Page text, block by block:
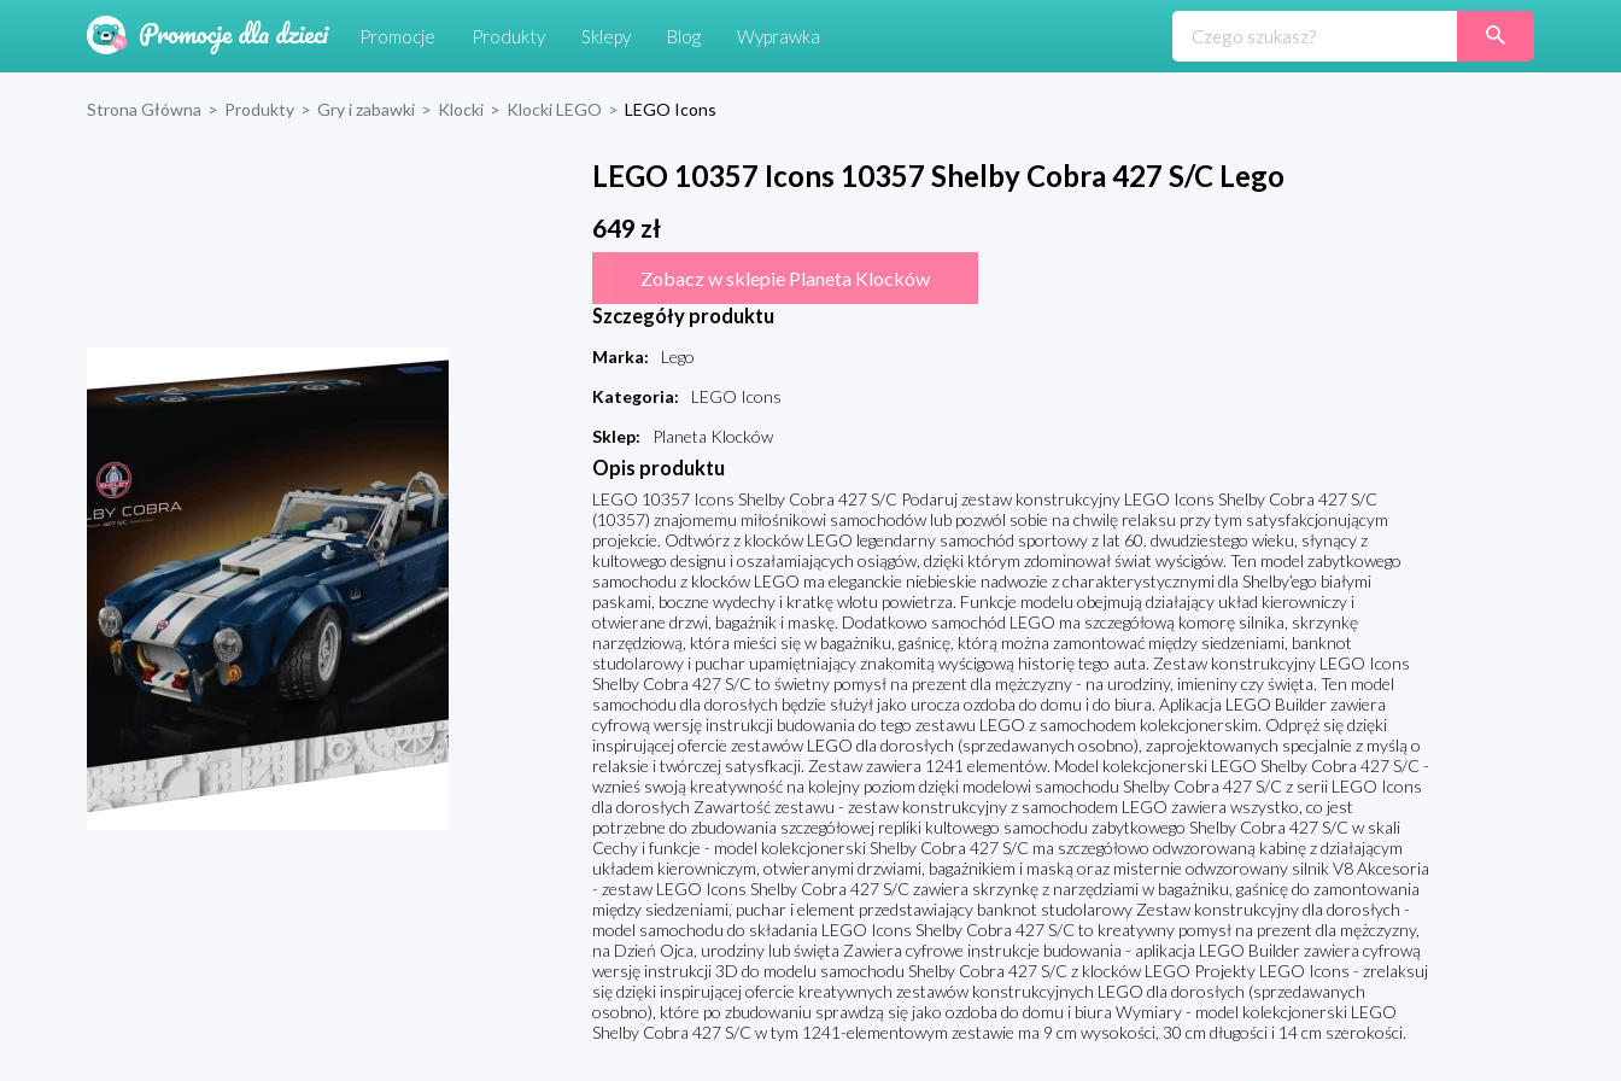
Promocje Produkty Sklepy Blog Wyprawka
Strona Główna > Produkty > Gry i zabawki > Klocki > Klocki LEGO > LEGO Icons
LEGO 10357 Icons 10357 Shelby Cobra 427 S/C Lego
649 zł
Zobacz w sklepie Planeta Klocków
Szczegóły produktu
Marka:
Lego
Kategoria:
LEGO Icons
Sklep: Planeta Klocków
Opis produktu
LEGO 10357 Icons Shelby Cobra 427 S/C Podaruj zestaw konstrukcyjny LEGO Icons Shelby Cobra 427 S/C
(10357) znajomemu miłośnikowi samochodów lub pozwól sobie na chwilę relaksu przy tym satysfakcjonującym
projekcie. Odtwórz z klocków LEGO legendarny samochód sportowy z lat 60. dwudziestego wieku, słynący z
kultowego designu i oszałamiających osiągów, dzięki którym zdominował świat wyścigów. Ten model zabytkowego
samochodu z klocków LEGO ma eleganckie niebieskie nadwozie z charakterystycznymi dla Shelby’ego białymi
paskami, boczne wydechy i kratkę wlotu powietrza. Funkcje modelu obejmują działający układ kierowniczy i
otwierane drzwi, bagażnik i maskę. Dodatkowo samochód LEGO ma szczegółową komorę silnika, skrzynkę
narzędziową, która mieści się w bagażniku, gaśnicę, którą można zamontować między siedzeniami, banknot
studolarowy i puchar upamiętniający znakomitą wyścigową historię tego auta. Zestaw konstrukcyjny LEGO Icons
Shelby Cobra 427 S/C to świetny pomysł na prezent dla mężczyzny - na urodziny, imieniny czy święta. Ten model
samochodu dla dorosłych będzie służył jako urocza ozdoba do domu i do biura. Aplikacja LEGO Builder zawiera
cyfrową wersję instrukcji budowania do tego zestawu LEGO z samochodem kolekcjonerskim. Odpręż się dzięki
inspirującej ofercie zestawów LEGO dla dorosłych (sprzedawanych osobno), zaprojektowanych specjalnie z myślą o
relaksie i twórczej satysfkacji. Zestaw zawiera 1241 elementów. Model kolekcjonerski LEGO Shelby Cobra 427 S/C -
wznieś swoją kreatywność na kolejny poziom dzięki modelowi samochodu Shelby Cobra 427 S/C z serii LEGO Icons
dla dorosłych Zawartość zestawu - zestaw konstrukcyjny z samochodem LEGO zawiera wszystko, co jest
potrzebne do zbudowania szczegółowej repliki kultowego samochodu zabytkowego Shelby Cobra 427 S/C w skali
Cechy i funkcje - model kolekcjonerski Shelby Cobra 427 S/C ma szczegółowo odwzorowaną kabinę z działającym
układem kierowniczym, otwieranymi drzwiami, bagażnikiem i maską oraz misternie odwzorowany silnik V8 Akcesoria
- zestaw LEGO Icons Shelby Cobra 427 S/C zawiera skrzynkę z narzędziami w bagażniku, gaśnicę do zamontowania
między siedzeniami, puchar i element przedstawiający banknot studolarowy Zestaw konstrukcyjny dla dorosłych -
model samochodu do składania LEGO Icons Shelby Cobra 427 S/C to kreatywny pomysł na prezent dla mężczyzny,
na Dzień Ojca, urodziny lub święta Zawiera cyfrowe instrukcje budowania - aplikacja LEGO Builder zawiera cyfrową
wersję instrukcji 3D do modelu samochodu Shelby Cobra 427 S/C z klocków LEGO Projekty LEGO Icons - zrelaksuj
się dzięki inspirującej ofercie kreatywnych zestawów konstrukcyjnych LEGO dla dorosłych (sprzedawanych
osobno), które po zbudowaniu sprawdzą się jako ozdoba do domu i biura Wymiary - model kolekcjonerski LEGO
Shelby Cobra 427 S/C w tym 1241-elementowym zestawie ma 9 cm wysokości, 30 cm długości i 14 cm szerokości.